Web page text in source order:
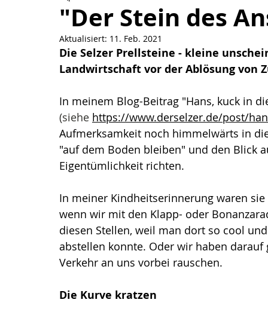
"Der Stein des
Aktualisiert: 11. Feb. 2021
Die Selzer Prellsteine - kleine
Landwirtschaft vor der Ablösung von
In meinem Blog-Beitrag "Hans, kuck in
(siehe https://www.derselzer.de/post/
Aufmerksamkeit noch himmelwärts in
"auf dem Boden bleiben" und den Blick
Eigentümlichkeit richten.
In meiner Kindheitserinnerung waren
wenn wir mit den Klapp- oder
diesen Stellen, weil man dort so cool
abstellen konnte. Oder wir haben
Verkehr an uns vorbei rauschen.
Die Kurve kratzen